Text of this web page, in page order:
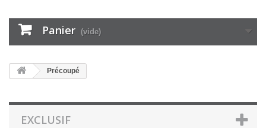
Panier (vide)
Précoupé
EXCLUSIF